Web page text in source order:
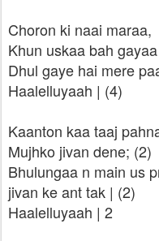
Choron ki naai maraa,
Khun uskaa bah
Dhul gaye hai mere
Haalelluyaah | (4)
Kaanton kaa taaj
Mujhko jivan dene; (2)
Bhulungaa n main us
jivan ke ant tak | (2)
Haalelluyaah | 2